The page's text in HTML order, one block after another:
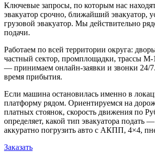
Ключевые запросы, по которым нас
эвакуатор срочно, ближайший эвакуатор,
грузовой эвакуатор. Мы действительно
подачи.
Работаем по всей территории округа:
частный сектор, промплощадки, трассы
— принимаем онлайн-заявки и звонки 24/
время прибытия.
Если машина остановилась именно в
платформу рядом. Ориентируемся на
платных стоянок, скорость движения по
определяет, какой тип эвакуатора
аккуратно погрузить авто с АКПП, 4×4,
Заказать